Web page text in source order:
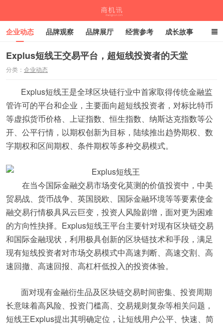
企业动态 品牌观察 品牌展厅 经营参考 成长故事
深度观察 伙伴计划
Explus短线王交易平台，超短线投资者的天堂
分类： 企业动态
Explus短线王是全球区块链行业中首家取得传统金融监
管许可的平台和企业，主要面向超短线投资者，对标比特币
等虚拟货币价格、上证指数、恒生指数、纳斯达克指数等公
开、公平行情，以期权创新为目标，陆续推出趋势期权、数
字期权和区间期权、条件期权等多种交易模式。
在当今国际金融交易市场变化莫测的价值投资中，中美
贸易战、货币战争、英国脱欧、国际金融环境等等要素使金
融交易行情极具风云巨变，投资人风险剧增，面对更为困难
的方向性抉择。Explus短线王平台主要针对现有区块链交易
和国际金融现状，利用极具创新的区块链技术和手段，满足
现有短线投资者对市场交易模式中高速判断、高速交割、高
速回撤、高速回报、高杠杆低投入的投资体验。
面对现有金融衍生品及区块链交易时间密集、投资周期
长意味着高风险、投资门槛高、交易规则复杂等相关问题，
短线王Explus提出其明确定位，让短线用户公平、快速、简